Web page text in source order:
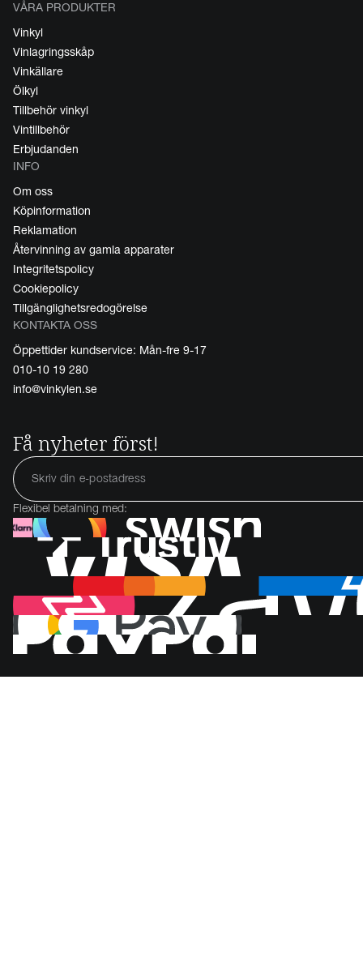
VÅRA PRODUKTER
Vinkyl
Vinlagringsskåp
Vinkällare
Ölkyl
Tillbehör vinkyl
Vintillbehör
Erbjudanden
INFO
Om oss
Köpinformation
Reklamation
Återvinning av gamla apparater
Integritetspolicy
Cookiepolicy
Tillgänglighetsredogörelse
KONTAKTA OSS
Öppettider kundservice: Mån-fre 9-17
010-10 19 280
info@vinkylen.se
Få nyheter först!
Flexibel betalning med: